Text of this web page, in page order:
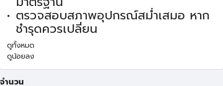
ตรวจสอบสภาพอุปกรณ์สม่ำเสมอ หาก
ชำรุดควรเปลี่ยน
ดูทั้งหมด
ดูน้อยลง
จำนวน